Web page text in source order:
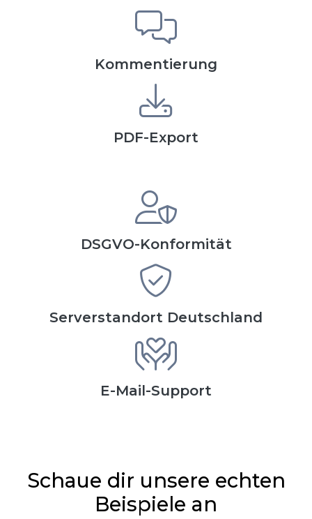
Kommentierung
PDF-Export
DSGVO-Konformität
Serverstandort Deutschland
E-Mail-Support
Schaue dir unsere echten
Beispiele an